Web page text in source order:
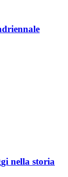
nella storia